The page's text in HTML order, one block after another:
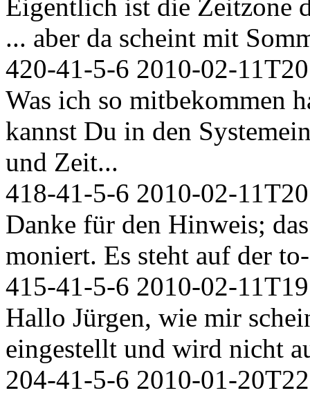
Eigentlich ist die Zeitzone
... aber da scheint mit
420-41-5-6 2010-02-
Was ich so mitbekommen
kannst Du in den
und Zeit...
418-41-5-6 2010-02-
Danke für den Hinweis;
moniert. Es steht auf der
415-41-5-6 2010-02-
Hallo Jürgen, wie mir
eingestellt und wird nicht
204-41-5-6 2010-01-